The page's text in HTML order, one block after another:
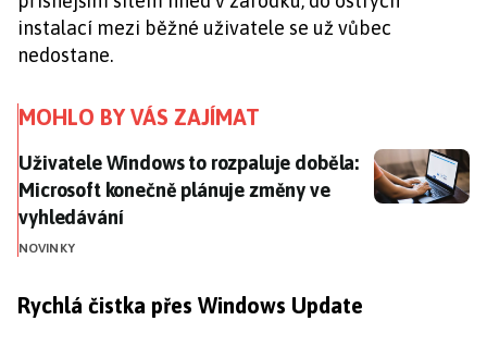
instalací mezi běžné uživatele se už vůbec
nedostane.
MOHLO BY VÁS ZAJÍMAT
Uživatele Windows to rozpaluje doběla: Microsoft
Uživatele Windows to rozpaluje doběla:
Microsoft konečně plánuje změny ve
vyhledávání
NOVINKY
Rychlá čistka přes Windows Update